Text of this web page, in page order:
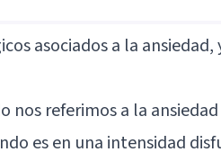
asociados a la ansiedad,
nos referimos a la
es en una intensidad